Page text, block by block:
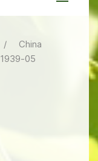
China
1939-05